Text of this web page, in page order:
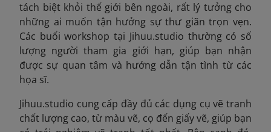
tách biệt khỏi thế giới bên ngoài, rất lý tưởng cho
những ai muốn tận hưởng sự thư giãn trọn vẹn.
Các buổi workshop tại Jihuu.studio thường có số
lượng người tham gia giới hạn, giúp bạn nhận
được sự quan tâm và hướng dẫn tận tình từ các
họa sĩ.
Jihuu.studio cung cấp đầy đủ các dụng cụ vẽ tranh
chất lượng cao, từ màu vẽ, cọ đến giấy vẽ, giúp bạn